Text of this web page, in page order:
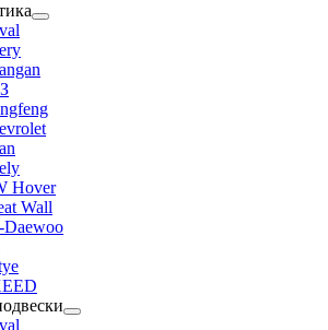
Hover
Wall
Daewoo